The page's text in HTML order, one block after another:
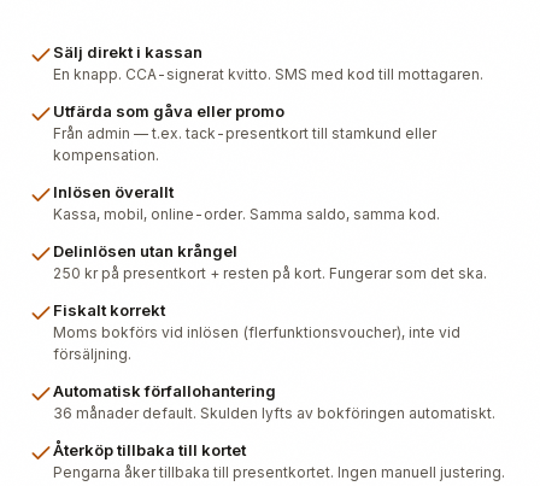
Sälj direkt i kassan
En knapp. CCA-signerat kvitto. SMS med kod till mottagaren.
Utfärda som gåva eller promo
Från admin — t.ex. tack-presentkort till stamkund eller
kompensation.
Inlösen överallt
Kassa, mobil, online-order. Samma saldo, samma kod.
Delinlösen utan krångel
250 kr på presentkort + resten på kort. Fungerar som det ska.
Fiskalt korrekt
Moms bokförs vid inlösen (flerfunktionsvoucher), inte vid
försäljning.
Automatisk förfallohantering
36 månader default. Skulden lyfts av bokföringen automatiskt.
Återköp tillbaka till kortet
Pengarna åker tillbaka till presentkortet. Ingen manuell justering.